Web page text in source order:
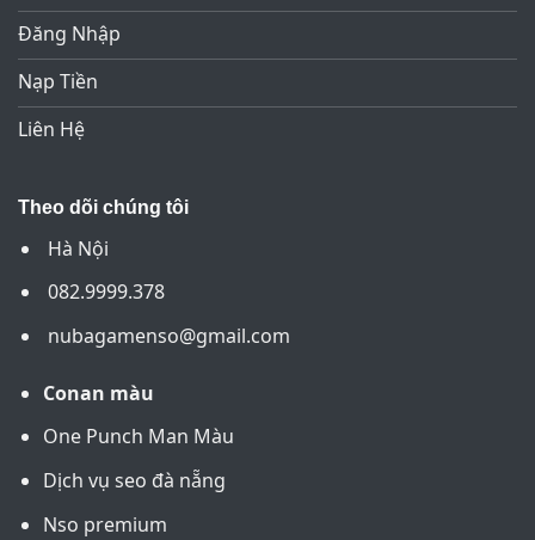
Đăng Nhập
Nạp Tiền
Liên Hệ
Theo dõi chúng tôi
Hà Nội
082.9999.378
nubagamenso@gmail.com
Conan màu
One Punch Man Màu
Dịch vụ seo đà nẵng
Nso premium